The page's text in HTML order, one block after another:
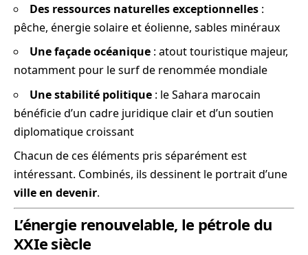
Des ressources naturelles exceptionnelles :
pêche, énergie solaire et éolienne, sables minéraux
Une façade océanique : atout touristique majeur,
notamment pour le surf de renommée mondiale
Une stabilité politique : le Sahara marocain
bénéficie d’un cadre juridique clair et d’un soutien
diplomatique croissant
Chacun de ces éléments pris séparément est
intéressant. Combinés, ils dessinent le portrait d’une
ville en devenir.
L’énergie renouvelable, le pétrole du
XXIe siècle